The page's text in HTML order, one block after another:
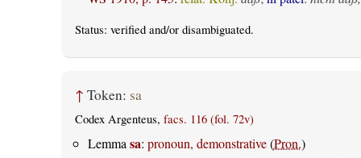
Status: verifiedand/or disambiguated.
↑ Token: sa
Codex Argenteus, facs. 116 (fol. 72v)
Lemma sa: pronoun, demonstrative(Pron.)